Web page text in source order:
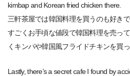
kimbap and Korean fried chicken there.
三軒茶屋では韓国料理を買うのも好きで
すごくお手頃な値段で韓国料理を売っ
くキンパや韓国風フライドチキンを買っ
Lastly, there’s a secret cafe I found by